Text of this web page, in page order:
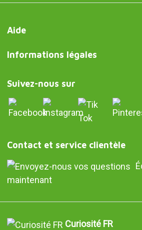
Aide
Informations légales
Suivez-nous sur
Contact et service clientèle
maintenant
Curiosité FR